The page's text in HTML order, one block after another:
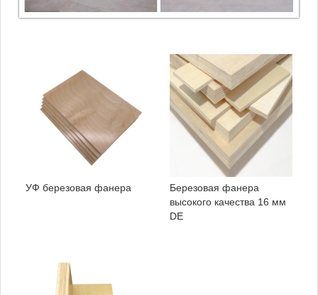
УФ березовая фанера
Березовая фанера
высокого качества 16 мм
DE